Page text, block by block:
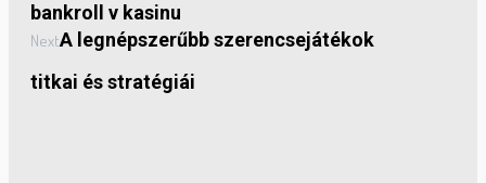
bankroll v kasinu
NextA legnépszerűbb szerencsejátékok
titkai és stratégiái